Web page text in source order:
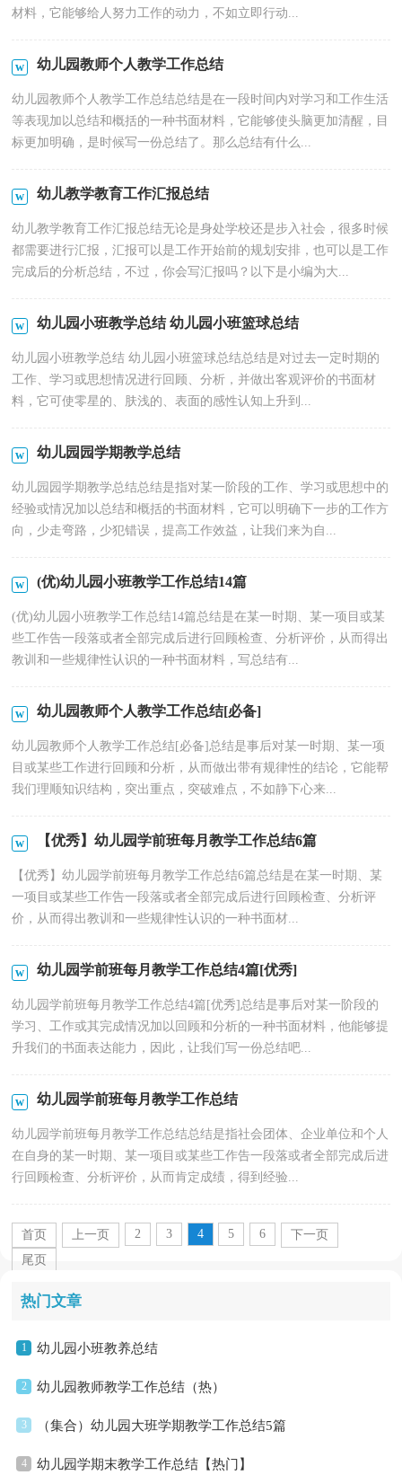
材料，它能够给人努力工作的动力，不如立即行动...
幼儿园教师个人教学工作总结
幼儿园教师个人教学工作总结总结是在一段时间内对学习和工作生活
等表现加以总结和概括的一种书面材料，它能够使头脑更加清醒，目
标更加明确，是时候写一份总结了。那么总结有什么...
幼儿教学教育工作汇报总结
幼儿教学教育工作汇报总结无论是身处学校还是步入社会，很多时候
都需要进行汇报，汇报可以是工作开始前的规划安排，也可以是工作
完成后的分析总结，不过，你会写汇报吗？以下是小编为大...
幼儿园小班教学总结 幼儿园小班篮球总结
幼儿园小班教学总结 幼儿园小班篮球总结总结是对过去一定时期的
工作、学习或思想情况进行回顾、分析，并做出客观评价的书面材
料，它可使零星的、肤浅的、表面的感性认知上升到...
幼儿园园学期教学总结
幼儿园园学期教学总结总结是指对某一阶段的工作、学习或思想中的
经验或情况加以总结和概括的书面材料，它可以明确下一步的工作方
向，少走弯路，少犯错误，提高工作效益，让我们来为自...
(优)幼儿园小班教学工作总结14篇
(优)幼儿园小班教学工作总结14篇总结是在某一时期、某一项目或某
些工作告一段落或者全部完成后进行回顾检查、分析评价，从而得出
教训和一些规律性认识的一种书面材料，写总结有...
幼儿园教师个人教学工作总结[必备]
幼儿园教师个人教学工作总结[必备]总结是事后对某一时期、某一项
目或某些工作进行回顾和分析，从而做出带有规律性的结论，它能帮
我们理顺知识结构，突出重点，突破难点，不如静下心来...
【优秀】幼儿园学前班每月教学工作总结6篇
【优秀】幼儿园学前班每月教学工作总结6篇总结是在某一时期、某
一项目或某些工作告一段落或者全部完成后进行回顾检查、分析评
价，从而得出教训和一些规律性认识的一种书面材...
幼儿园学前班每月教学工作总结4篇[优秀]
幼儿园学前班每月教学工作总结4篇[优秀]总结是事后对某一阶段的
学习、工作或其完成情况加以回顾和分析的一种书面材料，他能够提
升我们的书面表达能力，因此，让我们写一份总结吧...
幼儿园学前班每月教学工作总结
幼儿园学前班每月教学工作总结总结是指社会团体、企业单位和个人
在自身的某一时期、某一项目或某些工作告一段落或者全部完成后进
行回顾检查、分析评价，从而肯定成绩，得到经验...
首页 上一页 2 3 4 5 6
下一页
尾页
热门文章
1 幼儿园小班教养总结
2 幼儿园教师教学工作总结（热）
3 （集合）幼儿园大班学期教学工作总结5篇
4 幼儿园学期末教学工作总结【热门】